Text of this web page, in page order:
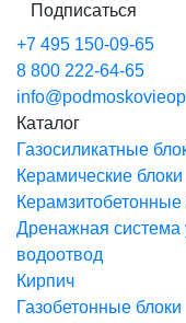
Подписаться
+7 495 150-09-65
8 800 222-64-65
Каталог
Газосиликатные
Керамические блоки
Керамзитобетонные
Дренажная система
водоотвод
Кирпич
Газобетонные блоки